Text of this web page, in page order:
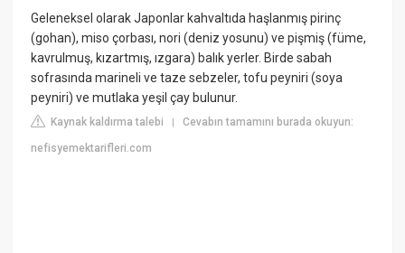
Geleneksel olarak Japonlar kahvaltıda haşlanmış pirinç
(gohan), miso çorbası, nori (deniz yosunu) ve pişmiş (füme,
kavrulmuş, kızartmış, ızgara) balık yerler. Birde sabah
sofrasında marineli ve taze sebzeler, tofu peyniri (soya
peyniri) ve mutlaka yeşil çay bulunur.
Kaynak kaldırma talebi |Cevabın tamamını burada okuyun:
nefisyemektarifleri.com